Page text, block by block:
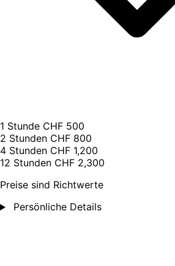
1 Stunde CHF 500
2 Stunden CHF 800
4 Stunden CHF 1,200
12 Stunden CHF 2,300
Preise sind Richtwerte
Persönliche Details